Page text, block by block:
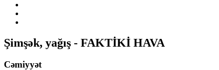
Şimşək, yağış - FAKTİKİ HAVA
Cəmiyyət